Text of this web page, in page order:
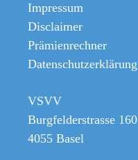
Impressum
Disclaimer
Prämienrechner
Datenschutzerklärung
VSVV
Burgfelderstrasse 160
4055 Basel